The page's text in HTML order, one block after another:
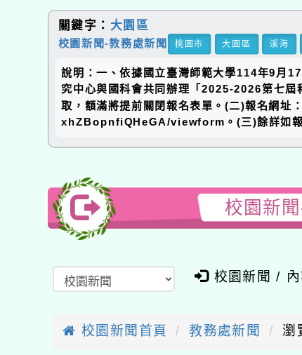
關鍵字： 大園區
校園新聞-教務處新聞 桃園市 大園區 溪海
說明：一、依據國立臺灣師範大學114年9月
究中心與國科會共同辦理「2025-2026第七
取，額滿將提前關閉報名表單。(二)報名
xhZBopnfiQHeGA/viewform。(三)餘詳如報
校園新
校園新聞 / 內
校園新聞首頁 教務處新聞 瀏